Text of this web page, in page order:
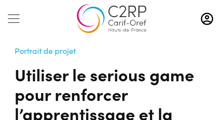
Aller
au
contenu
Portrait de projet
Utiliser le serious game
pour renforcer
l’apprentissage et la